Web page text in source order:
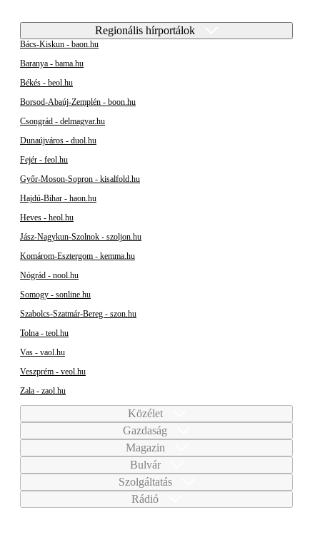
Regionális hírportálok
Bács-Kiskun - baon.hu
Baranya - bama.hu
Békés - beol.hu
Borsod-Abaúj-Zemplén - boon.hu
Csongrád - delmagyar.hu
Dunaújváros - duol.hu
Fejér - feol.hu
Győr-Moson-Sopron - kisalfold.hu
Hajdú-Bihar - haon.hu
Heves - heol.hu
Jász-Nagykun-Szolnok - szoljon.hu
Komárom-Esztergom - kemma.hu
Nógrád - nool.hu
Somogy - sonline.hu
Szabolcs-Szatmár-Bereg - szon.hu
Tolna - teol.hu
Vas - vaol.hu
Veszprém - veol.hu
Zala - zaol.hu
Közélet
Gazdaság
Magazin
Bulvár
Szolgáltatás
Rádió